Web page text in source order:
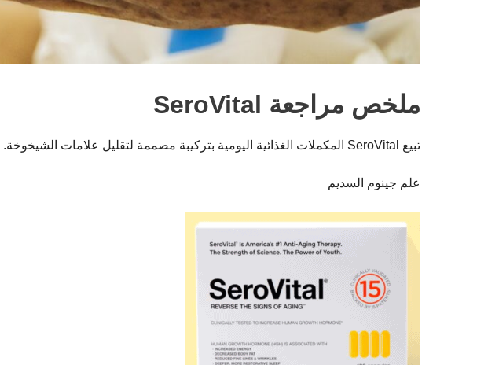
ملخص مراجعة SeroVital
تبيع SeroVital المكملات الغذائية اليومية بتركيبة مصممة لتقليل علامات الشيخوخة. تعرف على المزيد في مراجعة SeroVital!
علم جينوم السديم